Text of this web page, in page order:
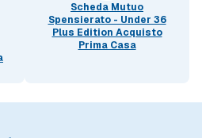
Scheda Mutuo
Spensierato - Under 36
Plus Edition Acquisto
Prima Casa